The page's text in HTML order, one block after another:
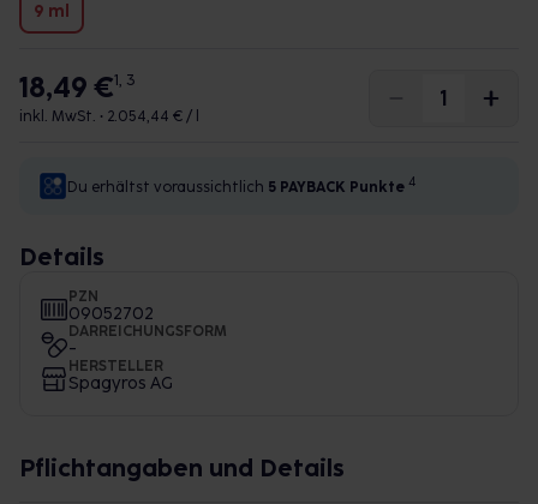
9 ml
18,49 €1, 3
inkl. MwSt. • 2.054,44 € / l
Du erhältst voraussichtlich 5 PAYBACK Punkte 4
Details
PZN
09052702
DARREICHUNGSFORM
-
HERSTELLER
Spagyros AG
Pflichtangaben und Details